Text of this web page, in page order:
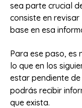
sea parte crucial
consiste en
base en esa
Para ese paso, es
lo que en los
estar pendiente de
podrás recibir
que exista.